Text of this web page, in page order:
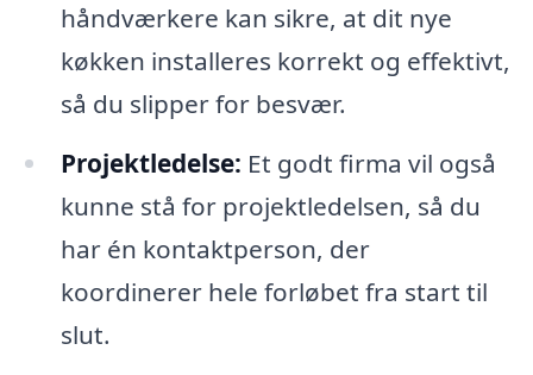
håndværkere kan sikre, at dit nye
køkken installeres korrekt og effektivt,
så du slipper for besvær.
Projektledelse: Et godt firma vil også
kunne stå for projektledelsen, så du
har én kontaktperson, der
koordinerer hele forløbet fra start til
slut.